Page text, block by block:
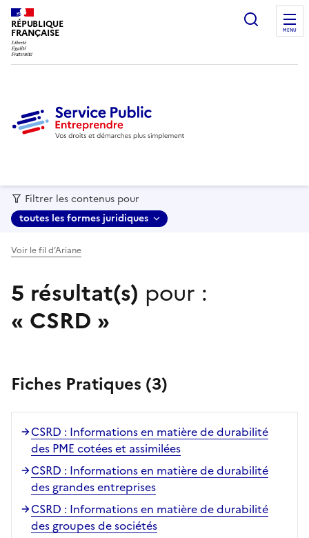
RÉPUBLIQUE
FRANÇAISE MENU
Filtrer les contenus pour
toutes les formes juridiques
Voir le fil d’Ariane
5 résultat(s) pour :
« CSRD »
Fiches Pratiques (3)
CSRD : Informations en matière de durabilité
des PME cotées et assimilées
CSRD : Informations en matière de durabilité
des grandes entreprises
CSRD : Informations en matière de durabilité
des groupes de sociétés